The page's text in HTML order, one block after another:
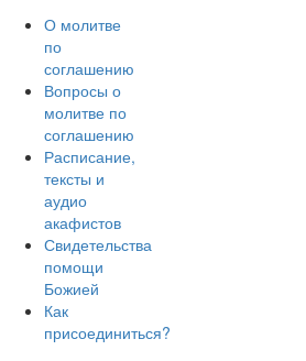
О молитве
по
соглашению
Вопросы о
молитве по
соглашению
Расписание,
тексты и
аудио
акафистов
Свидетельства
помощи
Божией
Как
присоединиться?